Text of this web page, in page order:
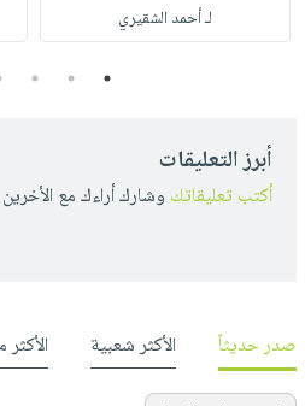
لـ أحمد الشقيري
1
2
3
أبرز التعليقات
أكتب تعليقاتك وشارك أراءك مع الأخرين
صدر حديثاً الأكثر شعبية